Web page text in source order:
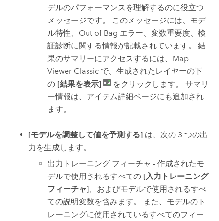
デルのパフォーマンスを理解するのに役立つ
メッセージです。 このメッセージには、モデ
ル特性、Out of Bag エラー、変数重要度、検
証診断に関する情報が記載されています。 結
果のサマリーにアクセスするには、 Map
Viewer Classic で、生成されたレイヤーの下
の [結果を表示]
をクリックします。 サマリ
ー情報は、アイテム詳細ページにも追加され
ます。
[モデルを調整して値を予測する] は、次の 3 つの出
力を生成します。
出力トレーニング フィーチャ - 作成されたモ
デルで使用されるすべての [入力トレーニング
フィーチャ]、およびモデルで使用されるすべ
ての説明変数を含みます。 また、モデルのト
レーニングに使用されているすべてのフィー